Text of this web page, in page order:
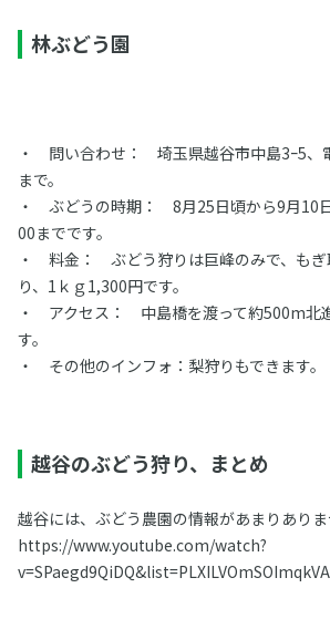
林ぶどう園
・ 問い合わせ： 埼玉県越谷市中島3ｰ5、
まで。
・ ぶどうの時期： 8月25日頃から9月10
00までです。
・ 料金： ぶどう狩りは巨峰のみで、もぎ
り、1ｋｇ1,300円です。
・ アクセス： 中島橋を渡って約500m北
す。
・ その他のインフォ：梨狩りもできます。
越谷のぶどう狩り、まとめ
越谷には、ぶどう農園の情報があまりありま
https://www.youtube.com/watch?